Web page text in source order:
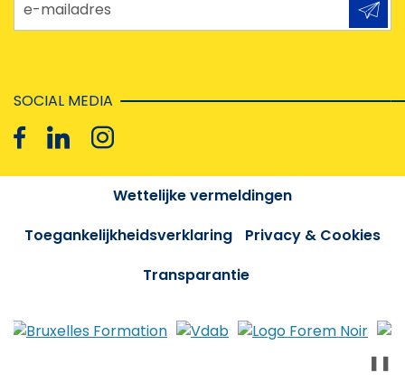
SOCIAL MEDIA
Wettelijke vermeldingen
Toegankelijkheidsverklaring
Privacy & Cookies
Transparantie
❚❚